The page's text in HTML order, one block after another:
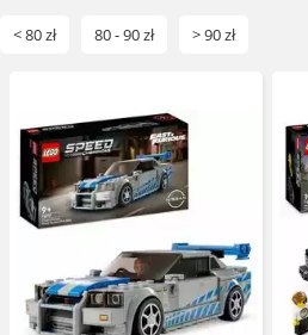
< 80 zł 80 - 90 zł > 90 zł